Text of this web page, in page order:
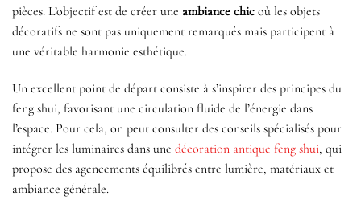
pièces. L’objectif est de créer une ambiance chic où les objets
décoratifs ne sont pas uniquement remarqués mais participent à
une véritable harmonie esthétique.
Un excellent point de départ consiste à s’inspirer des principes du
feng shui, favorisant une circulation fluide de l’énergie dans
l’espace. Pour cela, on peut consulter des conseils spécialisés pour
intégrer les luminaires dans une décoration antique feng shui, qui
propose des agencements équilibrés entre lumière, matériaux et
ambiance générale.